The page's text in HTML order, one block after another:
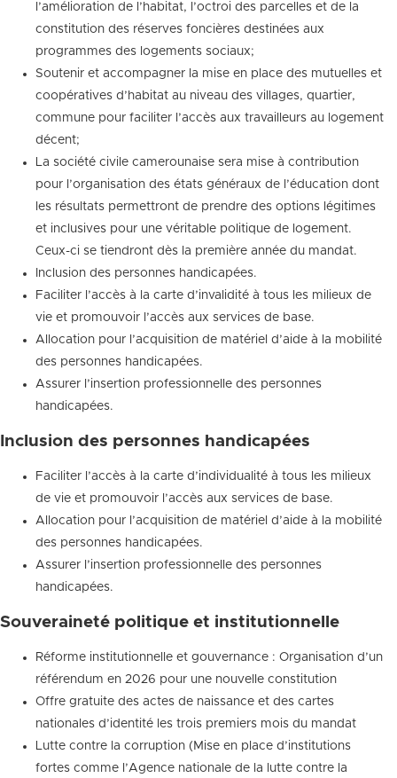
l’amélioration de l’habitat, l’octroi des parcelles et de la
constitution des réserves foncières destinées aux
programmes des logements sociaux;
Soutenir et accompagner la mise en place des mutuelles et
coopératives d’habitat au niveau des villages, quartier,
commune pour faciliter l’accès aux travailleurs au logement
décent;
La société civile camerounaise sera mise à contribution
pour l’organisation des états généraux de l’éducation dont
les résultats permettront de prendre des options légitimes
et inclusives pour une véritable politique de logement.
Ceux-ci se tiendront dès la première année du mandat.
Inclusion des personnes handicapées.
Faciliter l’accès à la carte d’invalidité à tous les milieux de
vie et promouvoir l’accès aux services de base.
Allocation pour l’acquisition de matériel d’aide à la mobilité
des personnes handicapées.
Assurer l’insertion professionnelle des personnes
handicapées.
Inclusion des personnes handicapées
Faciliter l’accès à la carte d’individualité à tous les milieux
de vie et promouvoir l’accès aux services de base.
Allocation pour l’acquisition de matériel d’aide à la mobilité
des personnes handicapées.
Assurer l’insertion professionnelle des personnes
handicapées.
Souveraineté politique et institutionnelle
Réforme institutionnelle et gouvernance : Organisation d’un
référendum en 2026 pour une nouvelle constitution
Offre gratuite des actes de naissance et des cartes
nationales d’identité les trois premiers mois du mandat
Lutte contre la corruption (Mise en place d’institutions
fortes comme l’Agence nationale de la lutte contre la